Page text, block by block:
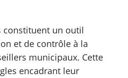
constituent un outil
et de contrôle à la
municipaux. Cette
encadrant leur